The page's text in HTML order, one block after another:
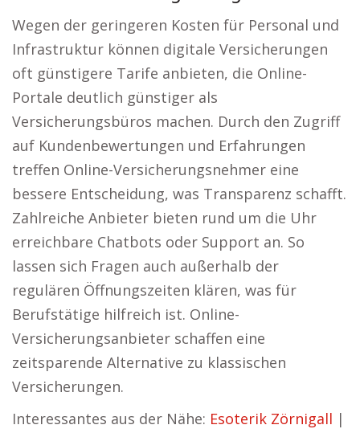
Wegen der geringeren Kosten für Personal und
Infrastruktur können digitale Versicherungen
oft günstigere Tarife anbieten, die Online-
Portale deutlich günstiger als
Versicherungsbüros machen. Durch den Zugriff
auf Kundenbewertungen und Erfahrungen
treffen Online-Versicherungsnehmer eine
bessere Entscheidung, was Transparenz schafft.
Zahlreiche Anbieter bieten rund um die Uhr
erreichbare Chatbots oder Support an. So
lassen sich Fragen auch außerhalb der
regulären Öffnungszeiten klären, was für
Berufstätige hilfreich ist. Online-
Versicherungsanbieter schaffen eine
zeitsparende Alternative zu klassischen
Versicherungen.
Interessantes aus der Nähe: Esoterik Zörnigall |